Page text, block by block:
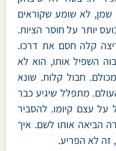
לא שומע שקוראים
יותר על חוסר הציות.
קלה חסם את דרכו.
השפיל אותו, הוא לא
חבול קלות. שונא
מתפלל שיגיע כבר
על עצם קיומו. להסביר
הביאה אותו לשם. איך
זה לא הפריע.